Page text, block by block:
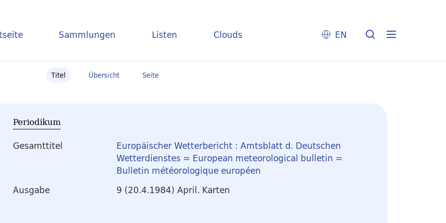
Sammlungen Listen Clouds EN
Titel Übersicht Seite
Periodikum
Gesamttitel
Europäischer Wetterbericht : Amtsblatt d. Deutschen
Wetterdienstes = European meteorological bulletin =
Bulletin météorologique européen
Ausgabe
9 (20.4.1984) April. Karten